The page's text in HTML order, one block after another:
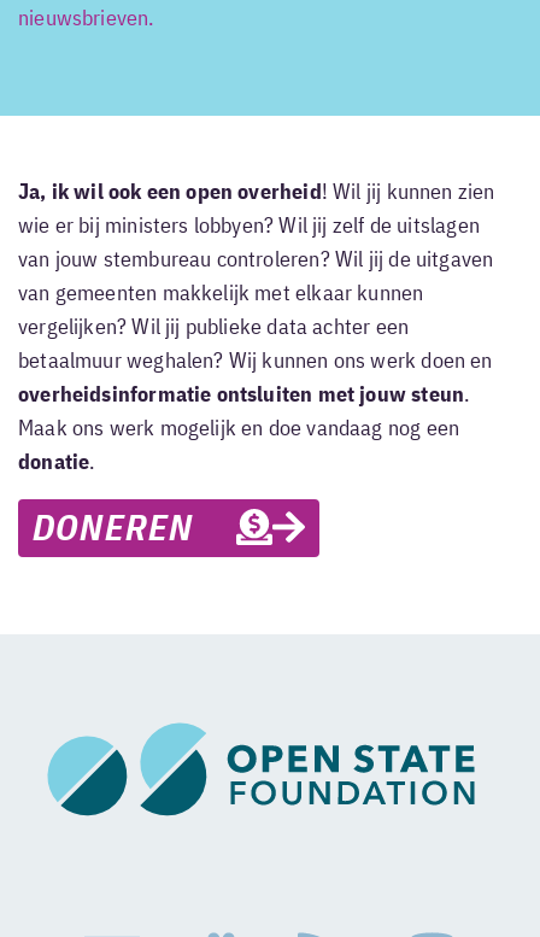
nieuwsbrieven.
Ja, ik wil ook een open overheid ! Wil jij kunnen zien
wie er bij ministers lobbyen? Wil jij zelf de uitslagen
van jouw stembureau controleren? Wil jij de uitgaven
van gemeenten makkelijk met elkaar kunnen
vergelijken? Wil jij publieke data achter een
betaalmuur weghalen? Wij kunnen ons werk doen en
overheidsinformatie ontsluiten met jouw steun.
Maak ons werk mogelijk en doe vandaag nog een
donatie.
DONEREN